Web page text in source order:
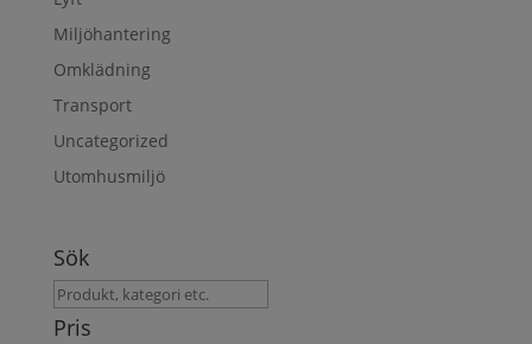
Miljöhantering
Omklädning
Transport
Uncategorized
Utomhusmiljö
Sök
Sök
produkt
Pris